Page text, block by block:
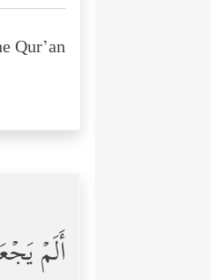
Qur’an:
أَلَمۡ